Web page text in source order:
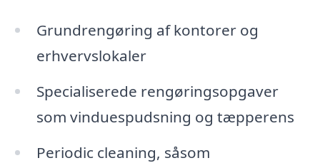
Grundrengøring af kontorer og
erhvervslokaler
Specialiserede rengøringsopgaver
som vinduespudsning og tæpperens
Periodic cleaning, såsom